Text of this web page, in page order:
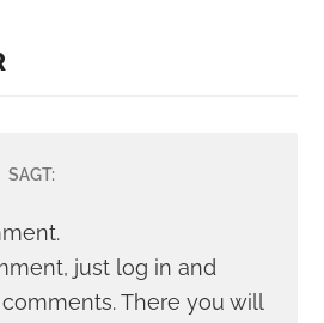
SAGT:
just log in and
There you will